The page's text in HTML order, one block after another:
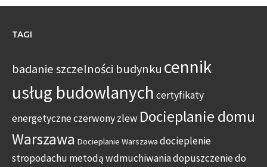
TAGI
badanie szczelności budynku cennik
usług budowlanych certyfikaty
energetyczneczerwony zlew Docieplanie domu
Warszawa Docieplanie Warszawa docieplenie
stropodachu metodą wdmuchiwaniadopuszczenie do